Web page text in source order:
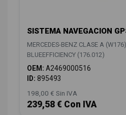
SISTEMA NAVEGACION
MERCEDES-BENZ CLASE A
BLUEEFFICIENCY (176.012)
OEM: A2469000516
ID: 895493
198,00 € Sin IVA
239,58 € Con IVA